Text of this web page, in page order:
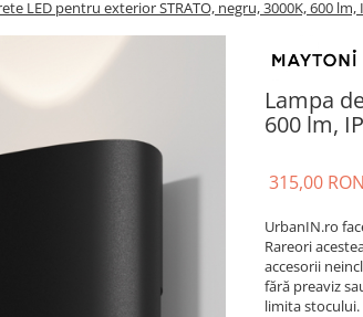
LED pentru exterior STRATO, negru, 3000K, 600 lm,
Lampa
600 lm,
315,00 RON
UrbanIN.ro
Rareori
accesorii
fără preaviz
limita stocului.